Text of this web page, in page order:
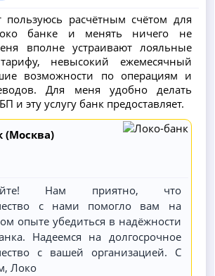
пользуюсь расчётным счётом для
банке и менять ничего не
вполне устраивают лояльные
невысокий ежемесячный
возможности по операциям и
Для меня удобно делать
и эту услугу банк предоставляет.
(Москва)
Нам приятно, что
с нами помогло вам на
опыте убедиться в надёжности
Надеемся на долгосрочное
с вашей организацией. С
Локо